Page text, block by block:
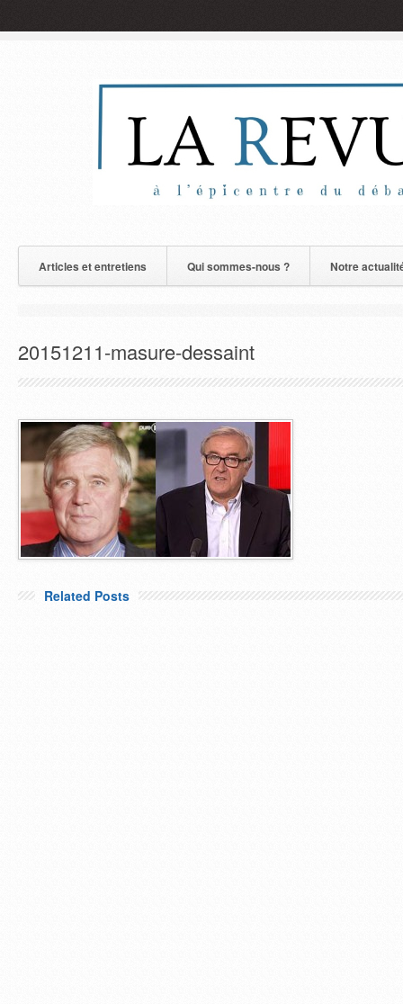
Articles et entretiens Qui sommes-nous ? Notre
20151211-masure-dessaint
Related Posts